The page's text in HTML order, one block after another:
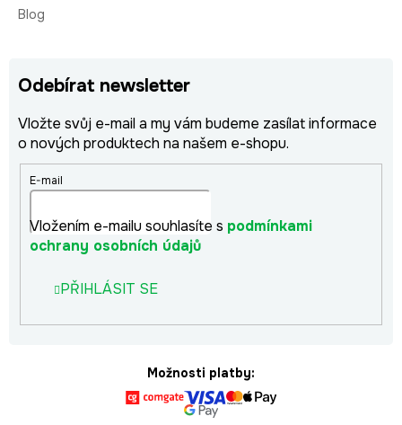
Blog
Odebírat newsletter
Vložte svůj e-mail a my vám budeme zasílat informace
o nových produktech na našem e-shopu.
E-mail
Vložením e-mailu souhlasíte s podmínkami
ochrany osobních údajů
PŘIHLÁSIT SE
Možnosti platby: